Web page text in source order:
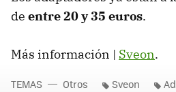
de entre 20 y 35 euros.
Más información | Sveon.
TEMAS Otros Sveon